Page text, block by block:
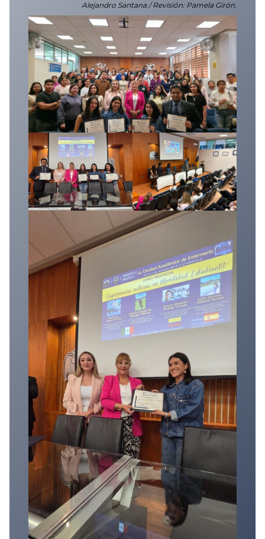
Alejandro Santana / Revisión: Pamela Girón.